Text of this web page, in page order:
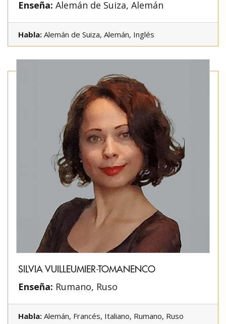
Enseña: Alemán de Suiza, Alemán
Habla: Alemán de Suiza, Alemán, Inglés
SILVIA VUILLEUMIER-TOMANENCO
Enseña: Rumano, Ruso
Habla: Alemán, Francés, Italiano, Rumano, Ruso